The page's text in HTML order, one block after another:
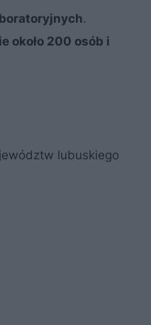
.
około 200 osób i
lubuskiego